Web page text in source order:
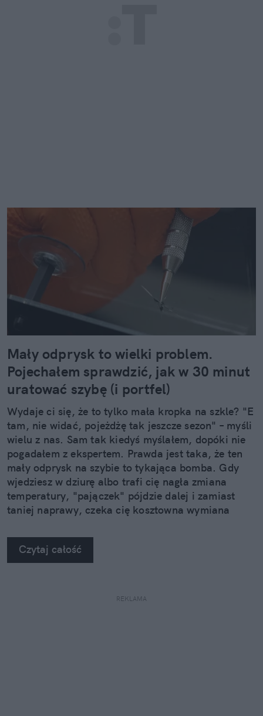
Mały odprysk to wielki problem.
Pojechałem sprawdzić, jak w 30 minut
uratować szybę (i portfel)
Wydaje ci się, że to tylko mała kropka na szkle? "E
tam, nie widać, pojeżdżę tak jeszcze sezon" – myśli
wielu z nas. Sam tak kiedyś myślałem, dopóki nie
pogadałem z ekspertem. Prawda jest taka, że ten
mały odprysk na szybie to tykająca bomba. Gdy
wjedziesz w dziurę albo trafi cię nagła zmiana
temperatury, "pajączek" pójdzie dalej i zamiast
taniej naprawy, czeka cię kosztowna wymiana
na własne oczy zobaczyć, jak profesjonaliści radzą
sobie z takimi uszkodzeniami.
Czytaj całość
REKLAMA